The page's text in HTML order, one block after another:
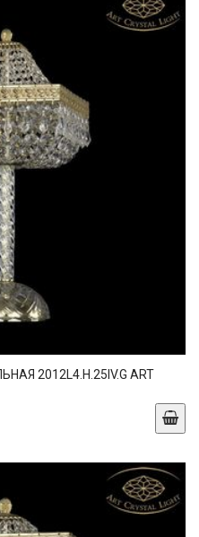
2012L4.H.25IV.G ART